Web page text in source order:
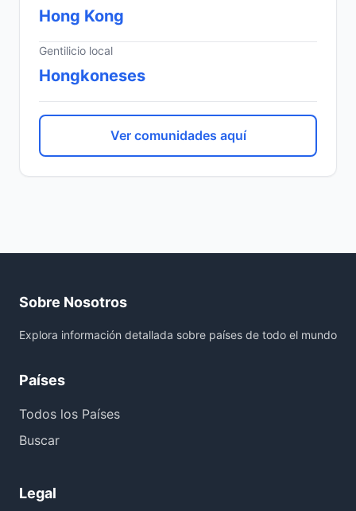
Hong Kong
Gentilicio local
Hongkoneses
Ver comunidades aquí
Sobre Nosotros
Explora información detallada sobre países de todo el mundo
Países
Todos los Países
Buscar
Legal